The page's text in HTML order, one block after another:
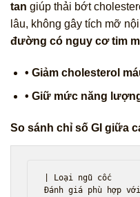
tan giúp thải bớt
lâu, không gây tích mỡ
đường có nguy cơ tim
• Giảm cholesterol
• Giữ mức năng
So sánh chỉ số GI giữa
| Loại ngũ cốc
Đánh giá phù hợp